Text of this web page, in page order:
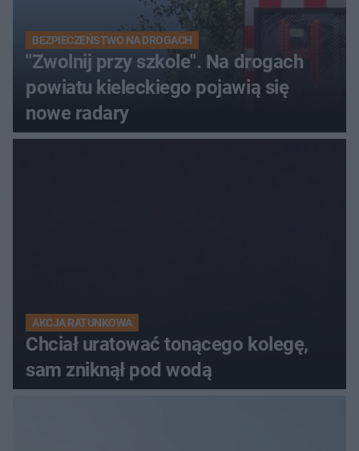
BEZPIECZEŃSTWO NA DROGACH
"Zwolnij przy szkole". Na drogach
powiatu kieleckiego pojawią się
nowe radary
AKCJA RATUNKOWA
Chciał uratować tonącego kolegę,
sam zniknął pod wodą